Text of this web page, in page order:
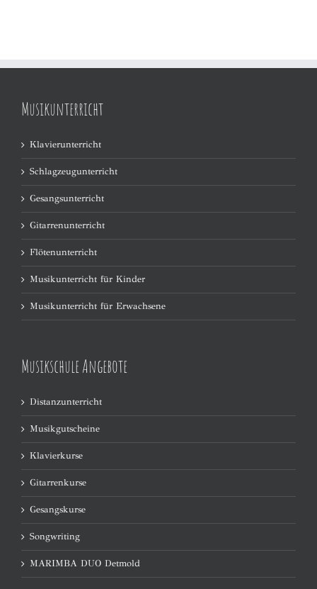
Musikunterricht
Klavierunterricht
Schlagzeugunterricht
Gesangsunterricht
Gitarrenunterricht
Flötenunterricht
Musikunterricht für Kinder
Musikunterricht für Erwachsene
Musikschule Angebote
Distanzunterricht
Musikgutscheine
Klavierkurse
Gitarrenkurse
Gesangskurse
Songwriting
MARIMBA DUO Detmold